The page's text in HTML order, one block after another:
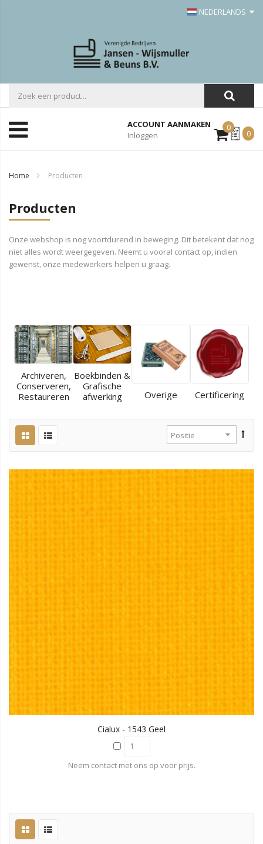
NEDERLANDS
ACCOUNT AANMAKEN
Inloggen
0Mijn
Offerte
0
Home Producten
Producten
Onze webshop is nog voortdurend in beweging. Dit betekent dat nog
niet alles wordt weergegeven. Neemt u vooral contact op, indien
gewenst, onze medewerkers helpen u graag.
Archiveren,
Conserveren,
Restaureren
Boekbinden &
Grafische
afwerking
Overige Certificering
Cialux - 1543 Geel
Neem contact met ons op voor prijs.